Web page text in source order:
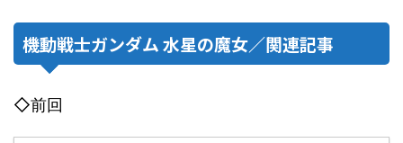
機動戦士ガンダム 水星の魔女／関連記事
◇前回